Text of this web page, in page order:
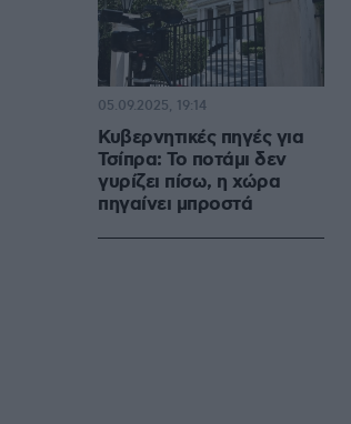
Κυβερνητικές πηγές για
Τσίπρα: Το ποτάμι δεν
γυρίζει πίσω, η χώρα
πηγαίνει μπροστά
05.09.2025, 19:14